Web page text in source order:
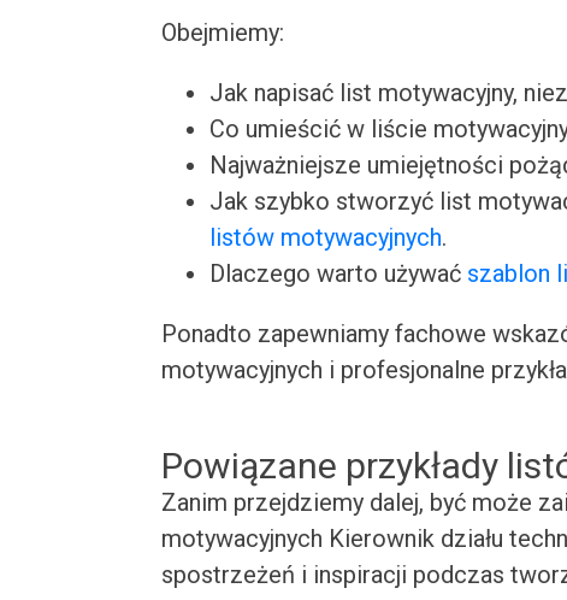
Obejmiemy:
Jak napisać list motywacyjny,
Co umieścić w liście
Najważniejsze umiejętności
Jak szybko stworzyć list
listów motywacyjnych.
Dlaczego warto używać szablon
Ponadto zapewniamy fachowe
motywacyjnych i profesjonalne
Powiązane przykłady
Zanim przejdziemy dalej, być może
motywacyjnych Kierownik działu
spostrzeżeń i inspiracji podczas